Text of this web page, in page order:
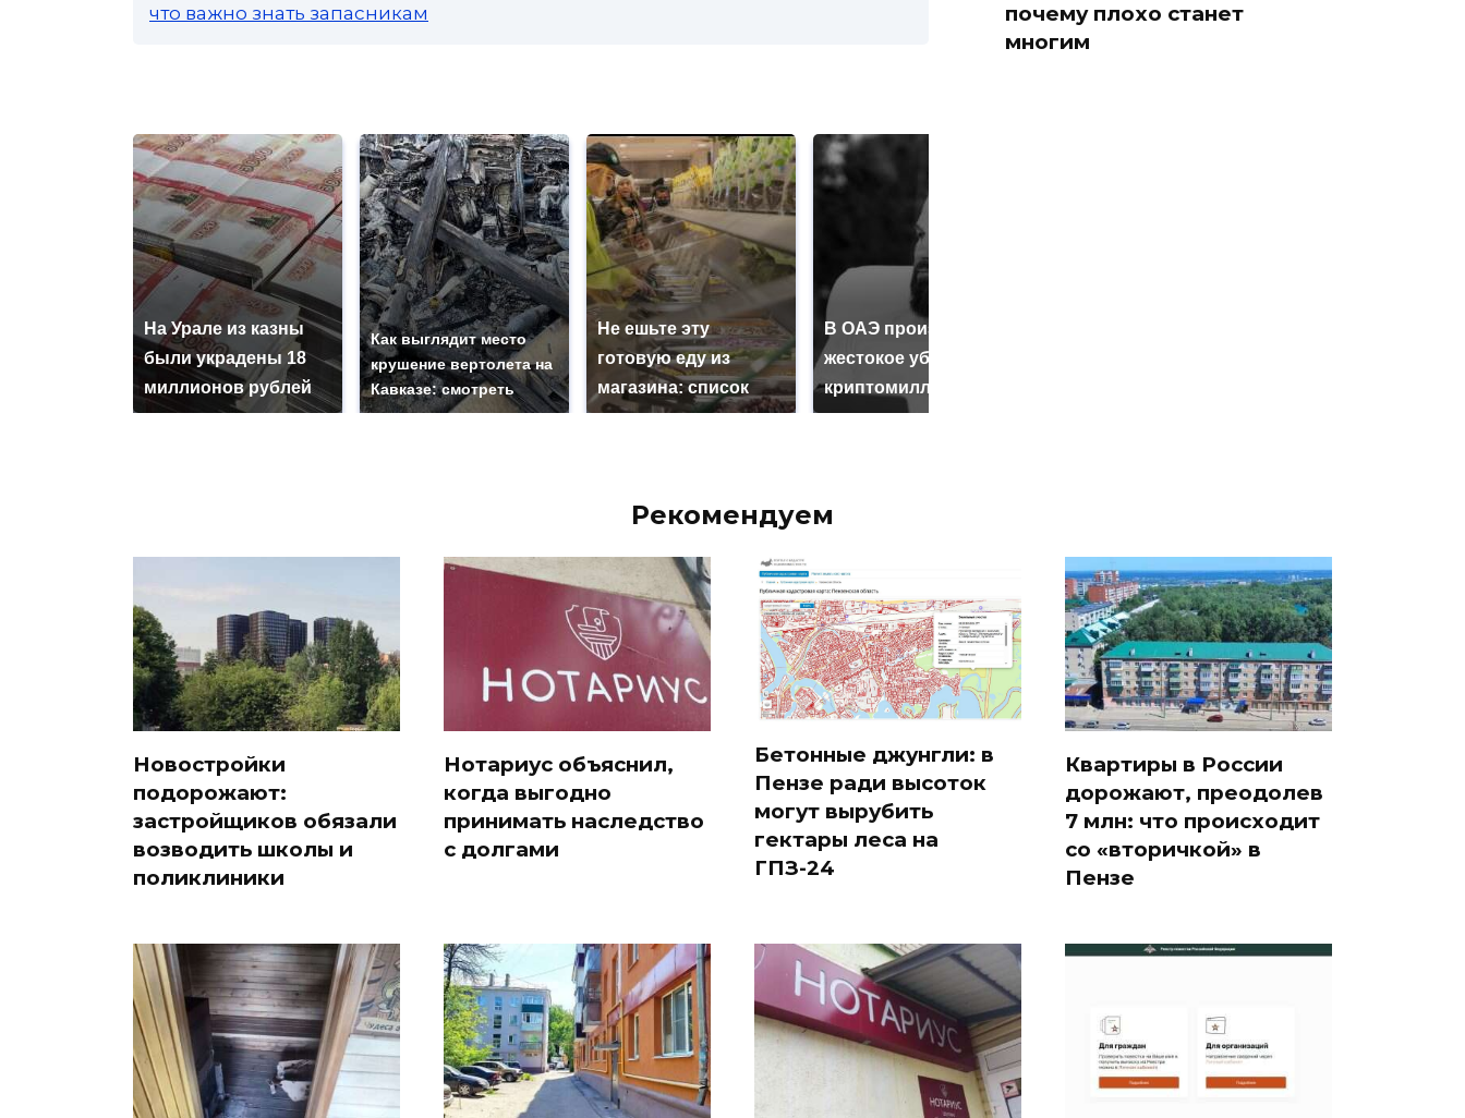
что важно знать запасникам
На Урале из казны
были украдены 18
миллионов рублей
Как выглядит место
крушение вертолета на
Кавказе: смотреть
Не ешьте эту
готовую еду из
магазина: список
В ОАЭ произошло
жестокое убийство
криптомиллионера
почему плохо станет
многим
Рекомендуем
Новостройки
подорожают:
застройщиков обязали
возводить школы и
поликлиники
Нотариус объяснил,
когда выгодно
принимать наследство
с долгами
Бетонные джунгли: в
Пензе ради высоток
могут вырубить
гектары леса на
ГПЗ-24
Квартиры в России
дорожают, преодолев
7 млн: что происходит
со «вторичкой» в
Пензе